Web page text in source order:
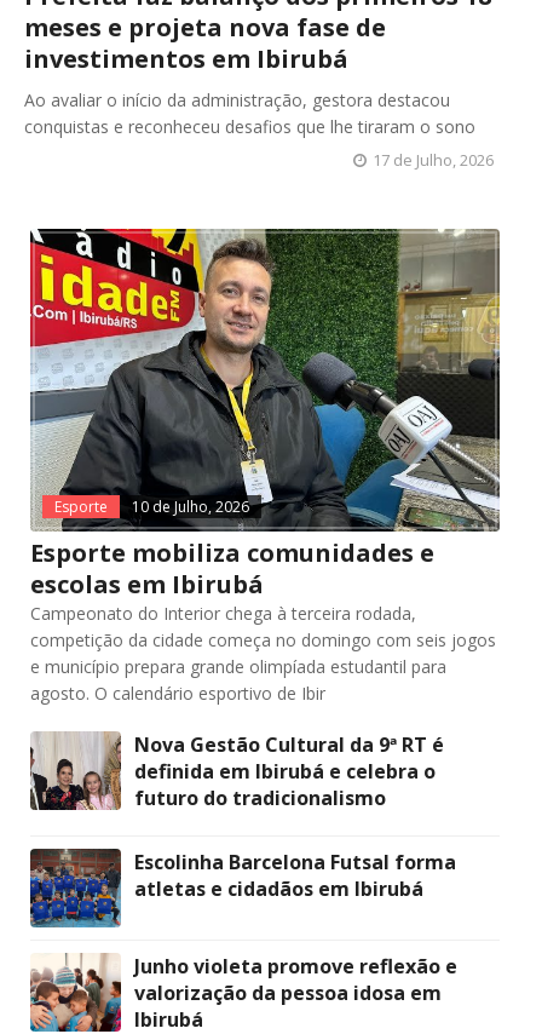
meses e projeta nova fase de
investimentos em Ibirubá
Ao avaliar o início da administração, gestora destacou
conquistas e reconheceu desafios que lhe tiraram o sono
17 de Julho, 2026
Esporte 10 de Julho, 2026
Esporte mobiliza comunidades e
escolas em Ibirubá
Campeonato do Interior chega à terceira rodada,
competição da cidade começa no domingo com seis jogos
e município prepara grande olimpíada estudantil para
agosto. O calendário esportivo de Ibir
Nova Gestão Cultural da 9ª RT é
definida em Ibirubá e celebra o
futuro do tradicionalismo
Escolinha Barcelona Futsal forma
atletas e cidadãos em Ibirubá
Junho violeta promove reflexão e
valorização da pessoa idosa em
Ibirubá